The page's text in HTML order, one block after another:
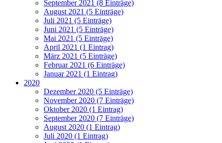
September 2021 (8 Einträge)
August 2021 (5 Einträge)
Juli 2021 (5 Einträge)
Juni 2021 (5 Einträge)
Mai 2021 (5 Einträge)
April 2021 (1 Eintrag)
März 2021 (5 Einträge)
Februar 2021 (6 Einträge)
Januar 2021 (1 Eintrag)
2020
Dezember 2020 (5 Einträge)
November 2020 (7 Einträge)
Oktober 2020 (1 Eintrag)
September 2020 (7 Einträge)
August 2020 (1 Eintrag)
Juli 2020 (1 Eintrag)